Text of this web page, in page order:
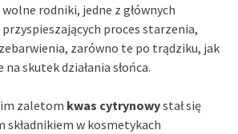
rodniki, jedne z głównych
proces starzenia,
zarówno te po trądziku, jak
na skutek działania słońca.
zaletom kwas cytrynowystał się
składnikiem w kosmetykach